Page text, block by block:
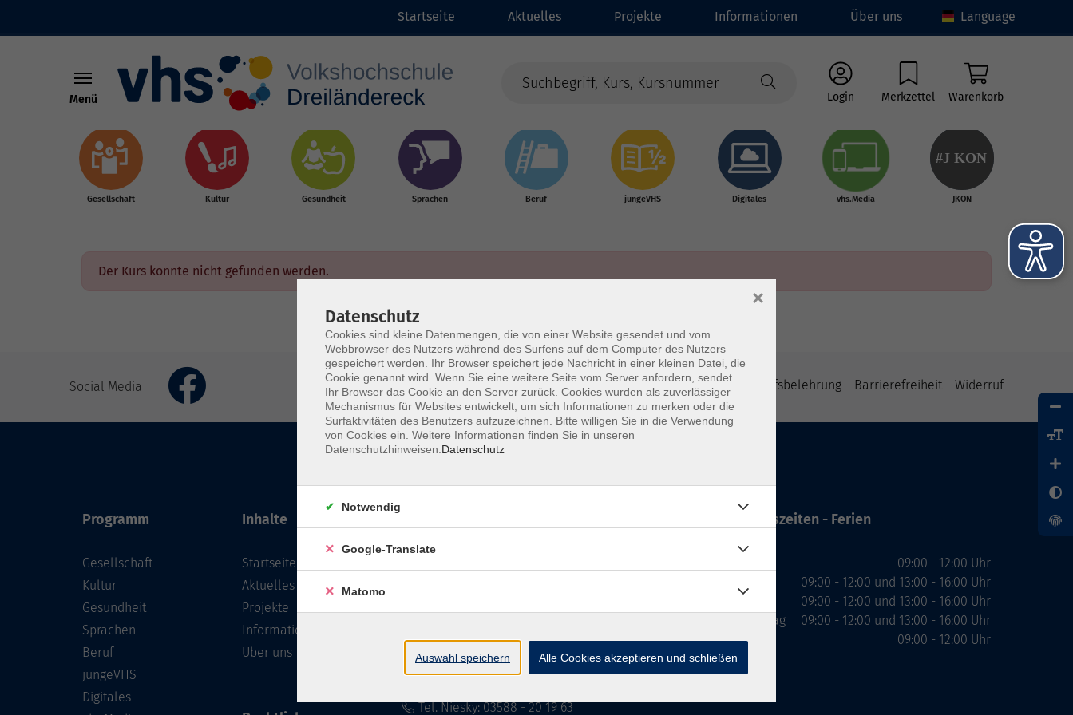
Skip to main content
Startseite Aktuelles Projekte Informationen Über uns Language
Menü Login Merkzettel Warenkorb
Gesellschaft Kultur Gesundheit Sprachen Beruf jungeVHS Digitales vhs.Media
#J KON
JKON
Der Kurs konnte nicht gefunden werden.
Social Media Impressum Datenschutzerklärung AGB Widerrufsbelehrung Barrierefreiheit Widerruf
Programm
Gesellschaft
Kultur
Gesundheit
Sprachen
Beruf
jungeVHS
Digitales
Inhalte
Startseite
Aktuelles
Projekte
Informationen
Über uns
info@vhs-dle.de
Tel. Löbau: 03585 - 41 77 442
Tel. Zittau: 03585 - 41 77 448
Tel. Niesky: 03588 - 20 19 63
Öffnungszeiten - Ferien
Donnerstag
Freitag
09:00 - 12:00 Uhr
09:00 - 12:00 und 13:00 - 16:00 Uhr
09:00 - 12:00 und 13:00 - 16:00 Uhr
09:00 - 12:00 und 13:00 - 16:00 Uhr
09:00 - 12:00 Uhr
Datenschutz
Cookies sind kleine Datenmengen, die von einer Website gesendet und vom
Webbrowser des Nutzers während des Surfens auf dem Computer des Nutzers
gespeichert werden. Ihr Browser speichert jede Nachricht in einer kleinen Datei, die
Cookie genannt wird. Wenn Sie eine weitere Seite vom Server anfordern, sendet
Ihr Browser das Cookie an den Server zurück. Cookies wurden als zuverlässiger
Mechanismus für Websites entwickelt, um sich Informationen zu merken oder die
Surfaktivitäten des Benutzers aufzuzeichnen. Bitte willigen Sie in die Verwendung
von Cookies ein. Weitere Informationen finden Sie in unseren
Datenschutzhinweisen. Datenschutz
×
Notwendig
Google-Translate
Matomo
Auswahl speichern Alle Cookies akzeptieren und schließen